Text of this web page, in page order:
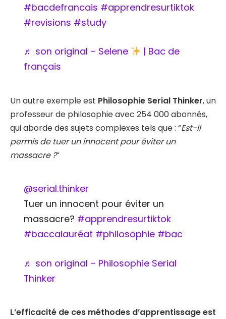
#bacdefrancais #apprendresurtiktok
#revisions #study
♬ son original – Selene
| Bac de
français
Un autre exemple est Philosophie Serial Thinker, un
professeur de philosophie avec 254 000 abonnés,
qui aborde des sujets complexes tels que : “Est-il
permis de tuer un innocent pour éviter un
massacre ?“
@serial.thinker
Tuer un innocent pour éviter un
massacre? #apprendresurtiktok
#baccalauréat #philosophie #bac
♬ son original – Philosophie Serial
Thinker
L’efficacité de ces méthodes d’apprentissage est